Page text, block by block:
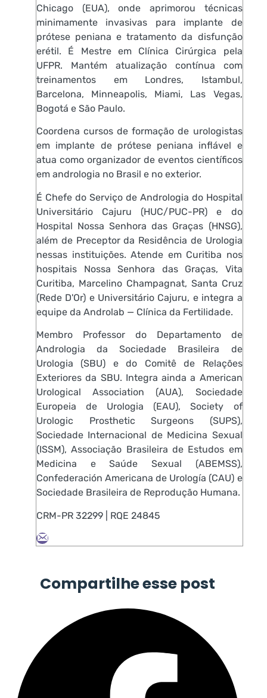
Chicago (EUA), onde aprimorou técnicas
minimamente invasivas para implante de
prótese peniana e tratamento da disfunção
erétil. É Mestre em Clínica Cirúrgica pela
UFPR. Mantém atualização contínua com
treinamentos em Londres, Istambul,
Barcelona, Minneapolis, Miami, Las Vegas,
Bogotá e São Paulo.
Coordena cursos de formação de urologistas
em implante de prótese peniana inflável e
atua como organizador de eventos científicos
em andrologia no Brasil e no exterior.
É Chefe do Serviço de Andrologia do Hospital
Universitário Cajuru (HUC/PUC-PR) e do
Hospital Nossa Senhora das Graças (HNSG),
além de Preceptor da Residência de Urologia
nessas instituições. Atende em Curitiba nos
hospitais Nossa Senhora das Graças, Vita
Curitiba, Marcelino Champagnat, Santa Cruz
(Rede D'Or) e Universitário Cajuru, e integra a
equipe da Androlab — Clínica da Fertilidade.
Membro Professor do Departamento de
Andrologia da Sociedade Brasileira de
Urologia (SBU) e do Comitê de Relações
Exteriores da SBU. Integra ainda a American
Urological Association (AUA), Sociedade
Europeia de Urologia (EAU), Society of
Urologic Prosthetic Surgeons (SUPS),
Sociedade Internacional de Medicina Sexual
(ISSM), Associação Brasileira de Estudos em
Medicina e Saúde Sexual (ABEMSS),
Confederación Americana de Urología (CAU) e
Sociedade Brasileira de Reprodução Humana.
CRM-PR 32299 | RQE 24845
Compartilhe esse post